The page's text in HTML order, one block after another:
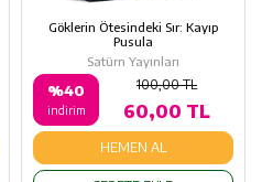
Göklerin Ötesindeki Sır: Kayıp
Pusula
Satürn Yayınları
%40
indirim
100,00 TL
60,00 TL
HEMEN AL